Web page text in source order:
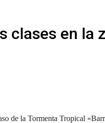
clases en la
de la Tormenta Tropical